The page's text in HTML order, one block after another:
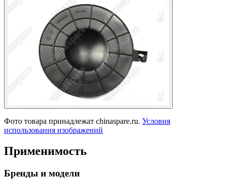
Фото товара принадлежат chinaspare.ru. Условия
использования изображений
Применимость
Бренды и модели